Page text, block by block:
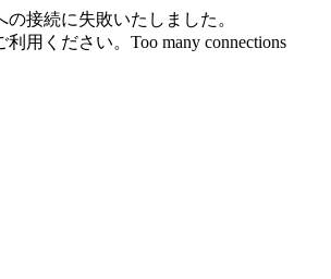
接続に失敗いたしました。
用ください。Too many connections